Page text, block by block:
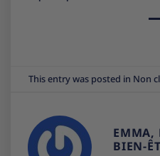
This entry was posted in Non
EMMA,
BIEN-